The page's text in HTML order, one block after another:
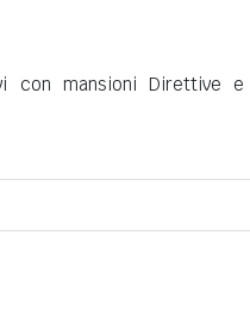
con mansioni Direttive